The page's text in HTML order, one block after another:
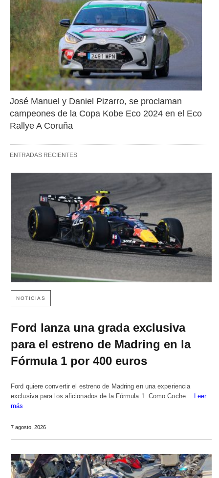
José Manuel y Daniel Pizarro, se proclaman
campeones de la Copa Kobe Eco 2024 en el Eco
Rallye A Coruña
ENTRADAS RECIENTES
NOTICIAS
Ford lanza una grada exclusiva
para el estreno de Madring en la
Fórmula 1 por 400 euros
Ford quiere convertir el estreno de Madring en una experiencia
exclusiva para los aficionados de la Fórmula 1. Como Coche…
Leer
más
7 agosto, 2026